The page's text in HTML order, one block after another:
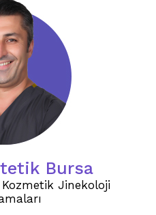
Bursa
Jinekoloji